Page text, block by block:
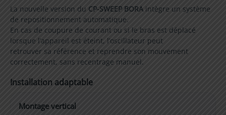
La nouvelle version du CP-SWEEP BORA intègre un système
de repositionnement automatique.
En cas de coupure de courant ou si le bras est déplacé
lorsque l’appareil est éteint, l’oscillateur peut
retrouver sa référence et reprendre son mouvement
correctement, sans recentrage manuel.
Installation adaptable
Montage vertical